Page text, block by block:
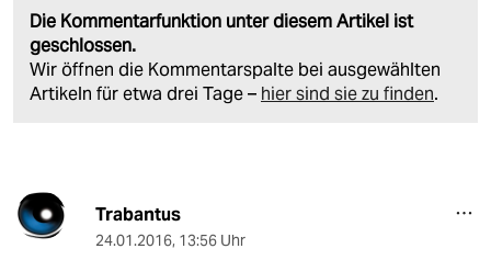
Die Kommentarfunktion unter diesem Artikel ist
geschlossen.
Wir öffnen die Kommentarspalte bei ausgewählten
Artikeln für etwa drei Tage – hier sind sie zu finden.
Trabantus
24.01.2016, 13:56 Uhr